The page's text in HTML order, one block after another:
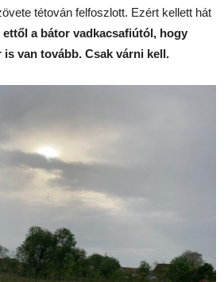
tétován felfoszlott. Ezért kellett hát
ettől a bátor vadkacsafiútól, hogy
van tovább. Csak várni kell.